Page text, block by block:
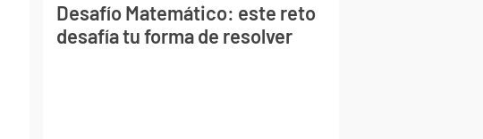
Desafío Matemático: este reto
desafía tu forma de resolver